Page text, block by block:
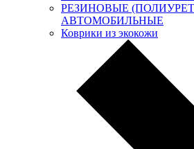
РЕЗИНОВЫЕ
АВТОМОБИЛЬНЫЕ
Коврики из экокожи